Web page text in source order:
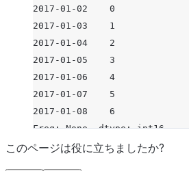
2017-01-02    0
2017-01-03    1
2017-01-04    2
2017-01-05    3
2017-01-06    4
2017-01-07    5
2017-01-08    6
Freq: None, dtype: int16
このページは役に立ちましたか?